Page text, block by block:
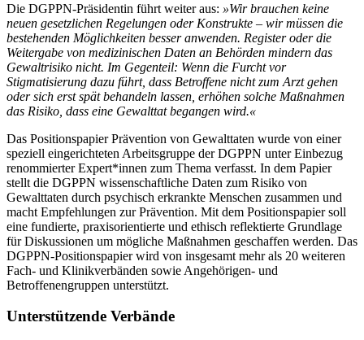
Die DGPPN-Präsidentin führt weiter aus: »Wir brauchen keine
neuen gesetzlichen Regelungen oder Konstrukte – wir müssen die
bestehenden Möglichkeiten besser anwenden. Register oder die
Weitergabe von medizinischen Daten an Behörden mindern das
Gewaltrisiko nicht. Im Gegenteil: Wenn die Furcht vor
Stigmatisierung dazu führt, dass Betroffene nicht zum Arzt gehen
oder sich erst spät behandeln lassen, erhöhen solche Maßnahmen
das Risiko, dass eine Gewalttat begangen wird.«
Das Positionspapier Prävention von Gewalttaten wurde von einer
speziell eingerichteten Arbeitsgruppe der DGPPN unter Einbezug
renommierter Expert*innen zum Thema verfasst. In dem Papier
stellt die DGPPN wissenschaftliche Daten zum Risiko von
Gewalttaten durch psychisch erkrankte Menschen zusammen und
macht Empfehlungen zur Prävention. Mit dem Positionspapier soll
eine fundierte, praxisorientierte und ethisch reflektierte Grundlage
für Diskussionen um mögliche Maßnahmen geschaffen werden. Das
DGPPN-Positionspapier wird von insgesamt mehr als 20 weiteren
Fach- und Klinikverbänden sowie Angehörigen- und
Betroffenengruppen unterstützt.
Unterstützende Verbände